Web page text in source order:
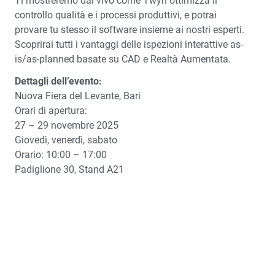
controllo qualità e i processi produttivi, e potrai
provare tu stesso il software insieme ai nostri esperti.
Scoprirai tutti i vantaggi delle ispezioni interattive as-
is/as-planned basate su CAD e Realtà Aumentata.
Dettagli dell’evento:
Nuova Fiera del Levante, Bari
Orari di apertura:
27 – 29 novembre 2025
Giovedì, venerdì, sabato
Orario: 10:00 – 17:00
Padiglione 30, Stand A21